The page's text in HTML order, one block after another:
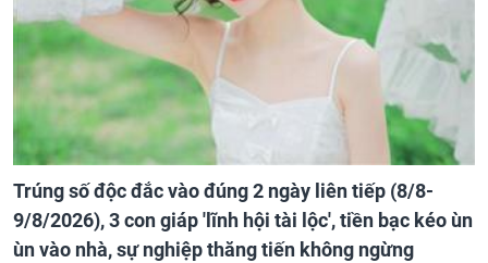
Trúng số độc đắc vào đúng 2 ngày liên tiếp (8/8-
9/8/2026), 3 con giáp 'lĩnh hội tài lộc', tiền bạc kéo ùn
ùn vào nhà, sự nghiệp thăng tiến không ngừng